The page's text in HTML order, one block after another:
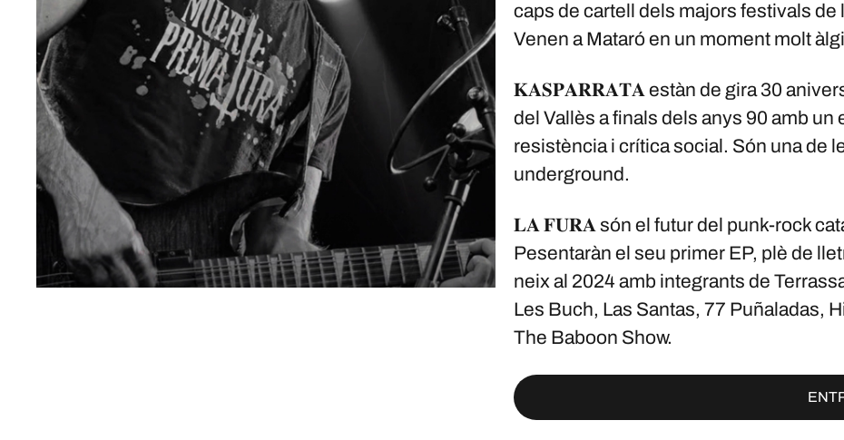
caps de cartell dels majors festivals
Venen a Mataró en un moment molt
𝐊𝐀𝐒𝐏𝐀𝐑𝐑𝐀𝐓𝐀 estàn de gira 30
del Vallès a finals dels anys 90 amb
resistència i crítica social. Són una de
underground.
𝐋𝐀 𝐅𝐔𝐑𝐀 són el futur del punk-rock
Pesentaràn el seu primer EP, plè de
neix al 2024 amb integrants de
Les Buch, Las Santas, 77 Puñaladas,
The Baboon Show.